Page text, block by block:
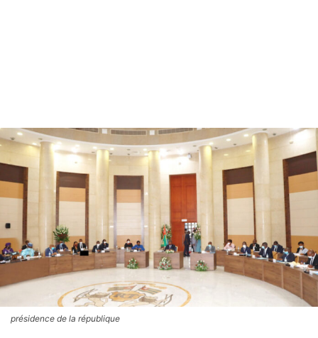
présidence de la république